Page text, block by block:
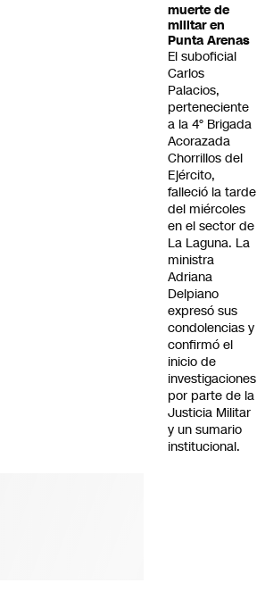
muerte de
militar en
Punta Arenas
El suboficial
Carlos
Palacios,
perteneciente
a la 4° Brigada
Acorazada
Chorrillos del
Ejército,
falleció la tarde
del miércoles
en el sector de
La Laguna. La
ministra
Adriana
Delpiano
expresó sus
condolencias y
confirmó el
inicio de
investigaciones
por parte de la
Justicia Militar
y un sumario
institucional.